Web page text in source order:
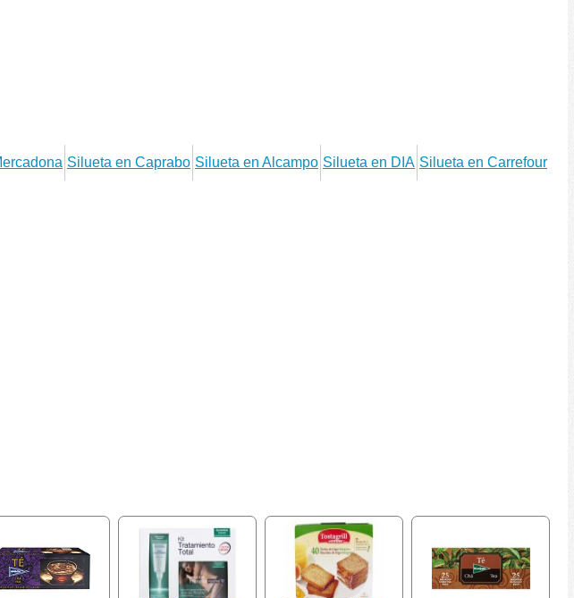
Silueta en Caprabo Silueta en Alcampo Silueta en DIA Silueta en Carrefour